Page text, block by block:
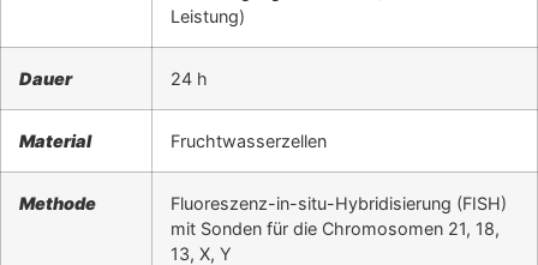
Leistung)
Dauer 24 h
Material Fruchtwasserzellen
Methode
Fluoreszenz-in-situ-Hybridisierung (FISH)
mit Sonden für die Chromosomen 21, 18,
13, X, Y